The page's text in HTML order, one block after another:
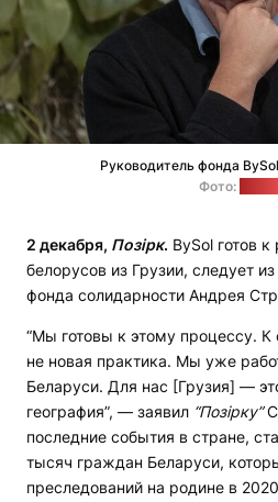
Руководитель фонда
Фото:
2 декабря, Позірк. BySol готов
белорусов из Грузии, следует
фонда солидарности Андрея
“Мы готовы к этому процессу.
не новая практика. Мы уже
Беларуси. Для нас [Грузия] —
география”, — заявил “Позірку”
последние события в стране,
тысяч граждан Беларуси,
преследований на родине в